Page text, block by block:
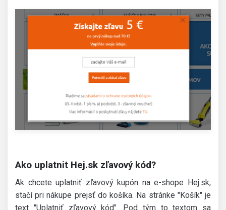
Ako uplatnit Hej.sk zľavový kód?
Ak chcete uplatniť zľavový kupón na e-shope Hej.sk,
stačí pri nákupe prejsť do košíka. Na stránke "Košík" je
text "Uplatniť zľavový kód". Pod tým to textom sa